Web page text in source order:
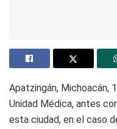
Apatzingán, Michoacán,
Unidad Médica, antes
esta ciudad, en el caso